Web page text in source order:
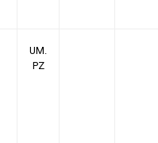
UM.
PZ